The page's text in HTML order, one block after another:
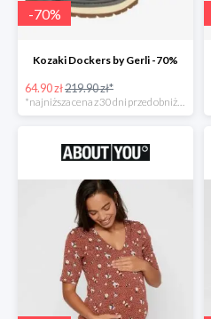
-70%
Kozaki Dockers by Gerli -70%
64.90 zł219.90 zł*